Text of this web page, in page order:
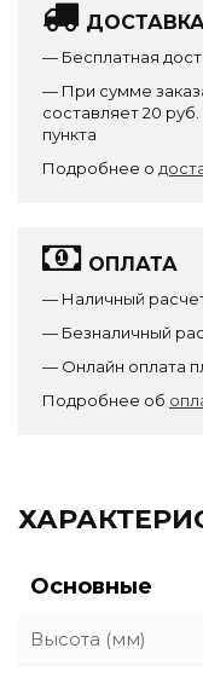
— Бесплатная
— При сумме
составляет 20
пункта
Подробнее о
ОПЛАТА
— Наличный
— Безналичный
— Онлайн оплата
Подробнее об
Основные
Высота (мм)